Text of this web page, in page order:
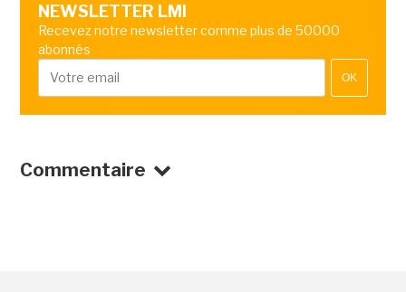
NEWSLETTER LMI
Recevez notre newsletter comme plus de 50000
abonnés
OK
Commentaire